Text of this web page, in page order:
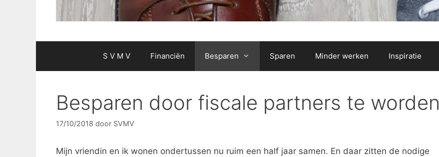
S V M V Financiën Besparen Sparen Minder werken Inspiratie
Besparen door fiscale partners te worden
17/10/2018 door SVMV
Mijn vriendin en ik wonen ondertussen nu ruim een half jaar samen. En daar zitten de nodige